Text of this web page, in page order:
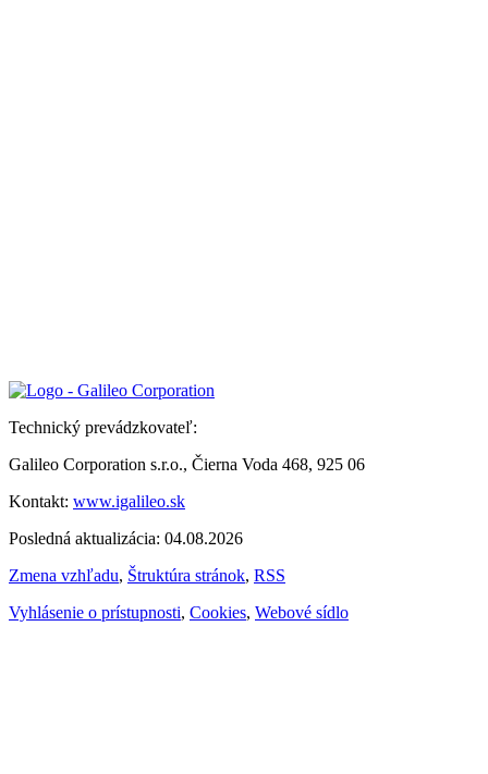
Technický prevádzkovateľ:
Galileo Corporation s.r.o., Čierna Voda 468, 925 06
Kontakt: www.igalileo.sk
Posledná aktualizácia: 04.08.2026
Zmena vzhľadu, Štruktúra stránok, RSS
Vyhlásenie o prístupnosti, Cookies, Webové sídlo